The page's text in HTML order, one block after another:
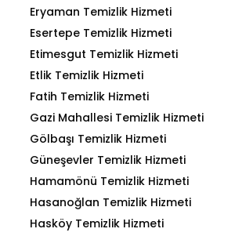
Eryaman Temizlik Hizmeti
Esertepe Temizlik Hizmeti
Etimesgut Temizlik Hizmeti
Etlik Temizlik Hizmeti
Fatih Temizlik Hizmeti
Gazi Mahallesi Temizlik Hizmeti
Gölbaşı Temizlik Hizmeti
Güneşevler Temizlik Hizmeti
Hamamönü Temizlik Hizmeti
Hasanoğlan Temizlik Hizmeti
Hasköy Temizlik Hizmeti